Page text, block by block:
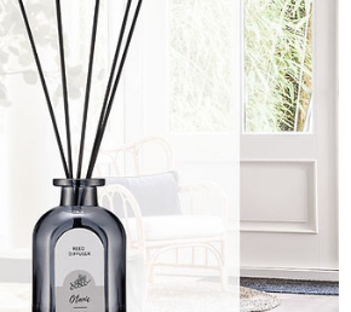
公司。
，請瀏覽以下網址：
徵得法定代理人或監護人之同意方可使用
經同意申辦者引起之損失，本公司不負相關責
」時，將依據個別帳號之用戶狀況，依本公司即
；若仍有額度不足之情形，本公司將視審查結果
或使用他人資訊註冊。若發現惡意使用之情形，
權停止該用戶之使用額度並採取法律行動。